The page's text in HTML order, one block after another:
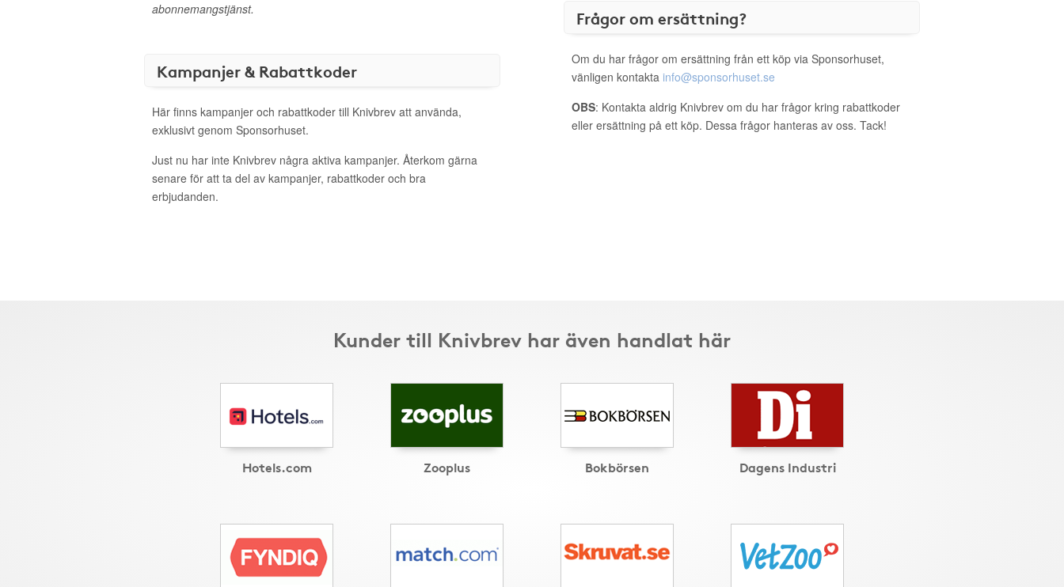
abonnemangstjänst.
Kampanjer & Rabattkoder
Här finns kampanjer och rabattkoder till Knivbrev att använda,
exklusivt genom Sponsorhuset.
Just nu har inte Knivbrev några aktiva kampanjer. Återkom gärna
senare för att ta del av kampanjer, rabattkoder och bra
erbjudanden.
Frågor om ersättning?
Om du har frågor om ersättning från ett köp via Sponsorhuset,
vänligen kontakta info@sponsorhuset.se
OBS: Kontakta aldrig Knivbrev om du har frågor kring rabattkoder
eller ersättning på ett köp. Dessa frågor hanteras av oss. Tack!
Kunder till Knivbrev har även handlat här
Hotels.com Zooplus Bokbörsen Dagens Industri